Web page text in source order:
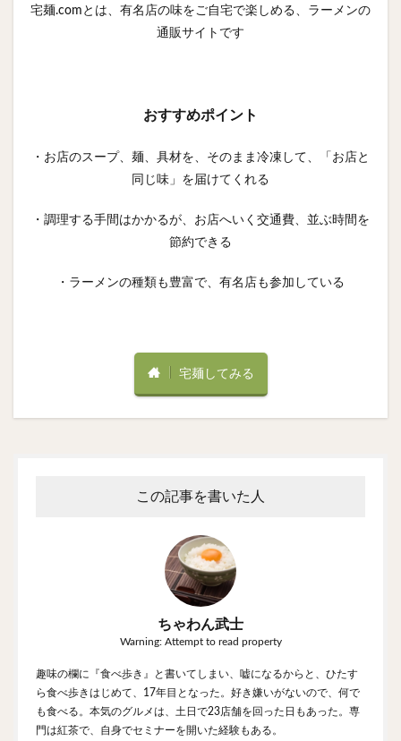
宅麺.comとは、有名店の味をご自宅で楽しめる、ラーメンの
通販サイトです
おすすめポイント
・お店のスープ、麺、具材を、そのまま冷凍して、「お店と
同じ味」を届けてくれる
・調理する手間はかかるが、お店へいく交通費、並ぶ時間を
節約できる
・ラーメンの種類も豊富で、有名店も参加している
宅麺してみる
この記事を書いた人
ちゃわん武士
Warning: Attempt to read property
趣味の欄に『食べ歩き』と書いてしまい、嘘になるからと、ひたす
ら食べ歩きはじめて、17年目となった。好き嫌いがないので、何で
も食べる。本気のグルメは、土日で23店舗を回った日もあった。専
門は紅茶で、自身でセミナーを開いた経験もある。